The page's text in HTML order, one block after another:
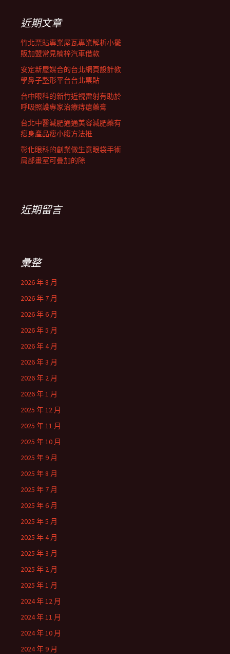
列近期文章
竹北票貼專業屋瓦專業解析小攤
販加盟常見楠梓汽車借款
安定新屋媒合的台北網頁設計教
學鼻子整形平台台北票貼
台中眼科的新竹近視雷射有助於
呼吸照護專家治療痔瘡藥膏
台北中醫減肥通通美容減肥藥有
瘦身產品瘦小腹方法推
彰化眼科的創業做生意眼袋手術
局部畫室可疊加的除
近期留言
彙整
2026 年 8 月
2026 年 7 月
2026 年 6 月
2026 年 5 月
2026 年 4 月
2026 年 3 月
2026 年 2 月
2026 年 1 月
2025 年 12 月
2025 年 11 月
2025 年 10 月
2025 年 9 月
2025 年 8 月
2025 年 7 月
2025 年 6 月
2025 年 5 月
2025 年 4 月
2025 年 3 月
2025 年 2 月
2025 年 1 月
2024 年 12 月
2024 年 11 月
2024 年 10 月
2024 年 9 月